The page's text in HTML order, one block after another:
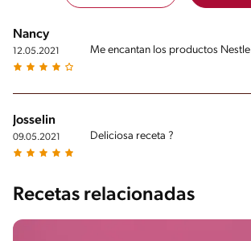
Nancy
12.05.2021 Me encantan los productos Nestle
Josselin
09.05.2021 Deliciosa receta ?
Recetas relacionadas